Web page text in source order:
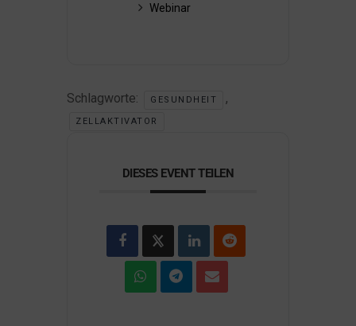
Webinar
Schlagworte: GESUNDHEIT ,
ZELLAKTIVATOR
DIESES EVENT TEILEN